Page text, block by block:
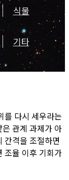
식물
기타
를 다시 세우라는
관계 과제가 아
간격을 조절하면
조율 이후 기회가